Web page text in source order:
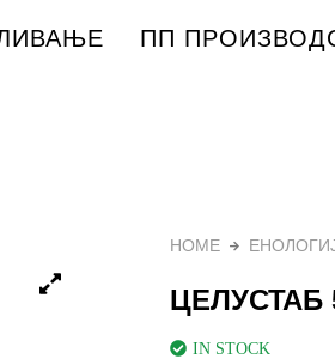
ПП
HOME
ЦЕЛУСТАБ
IN STOCK